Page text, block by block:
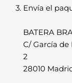
Envía el
BATERA
C/ García de
2
28010